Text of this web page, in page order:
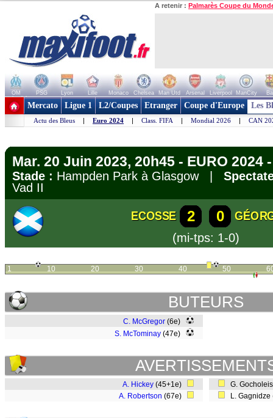
A retenir : Palmarès Coupe du
OM PSG Lyon Lille Monaco Chelsea Man Utd Arsenal Liverpool ManCity
+ de clubs
Mercato Ligue 1 L2/Coupes Etranger Coupe d'Europe Les
Actu des Bleus | Euro 2024 | Class. FIFA | Mondial 2026 | CAN
Mar. 20 Juin 2023, 20h45 - EURO 2024
Stade : Hampden Park à Glasgow |
Vad II
ECOSSE 2 0
(mi-tps: 1-0)
1 10 20 30 40 50
BUTEURS
C. McGregor (6e)
S. McTominay (47e)
A. Hickey (45+1e)
A. Robertson (67e)
G.
L.